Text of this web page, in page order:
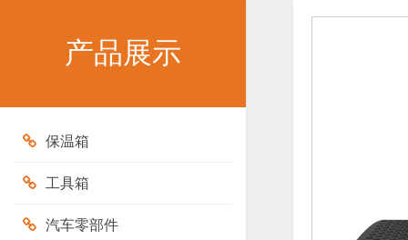
产品展示
保温箱
工具箱
汽车零部件